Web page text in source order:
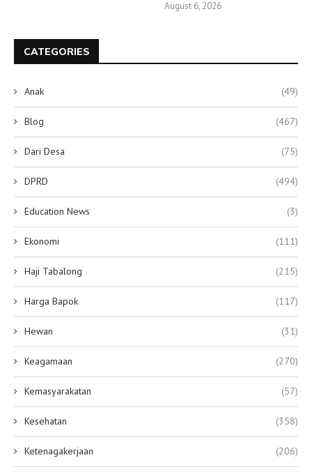
August 6, 2026
CATEGORIES
Anak (49)
Blog (467)
Dari Desa (75)
DPRD (494)
Education News (3)
Ekonomi (111)
Haji Tabalong (215)
Harga Bapok (117)
Hewan (31)
Keagamaan (270)
Kemasyarakatan (57)
Kesehatan (358)
Ketenagakerjaan (206)